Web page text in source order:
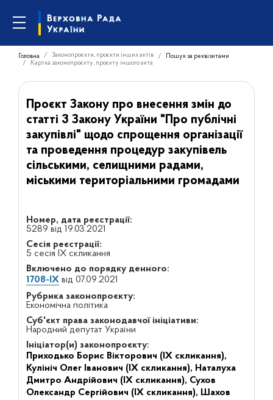
Головна Законопроєкти, проєкти інших актів
Пошук за реквізитами
Картка законопроєкту, проєкту іншого акта
Проєкт Закону про внесення змін до
статті 3 Закону України "Про публічні
закупівлі" щодо спрощення організації
та проведення процедур закупівель
сільськими, селищними радами,
міськими територіальними громадами
Номер, дата реєстрації:
5289 від 19.03.2021
Сесія реєстрації:
5 сесія IX скликання
Включено до порядку денного:
1708-IXвід 07.09.2021
Рубрика законопроєкту:
Економічна політика
Суб'єкт права законодавчої ініціативи:
Народний депутат України
Ініціатор(и) законопроєкту:
Приходько Борис Вікторович (IX скликання),
Кулініч Олег Іванович (IX скликання), Наталуха
Дмитро Андрійович (IX скликання), Сухов
Олександр Сергійович (IX скликання), Шахов